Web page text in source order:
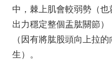
中， 棘上肌會較弱勢（也
出力穩定整個盂肱關節）
（因有將肱股頭向上拉
生）。